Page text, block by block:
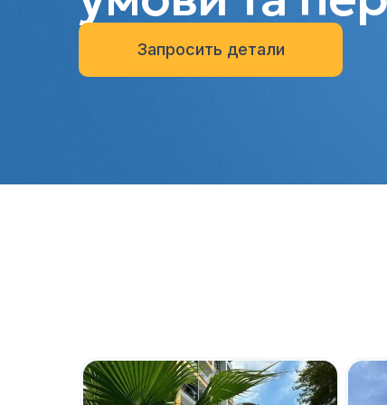
Запросить детали